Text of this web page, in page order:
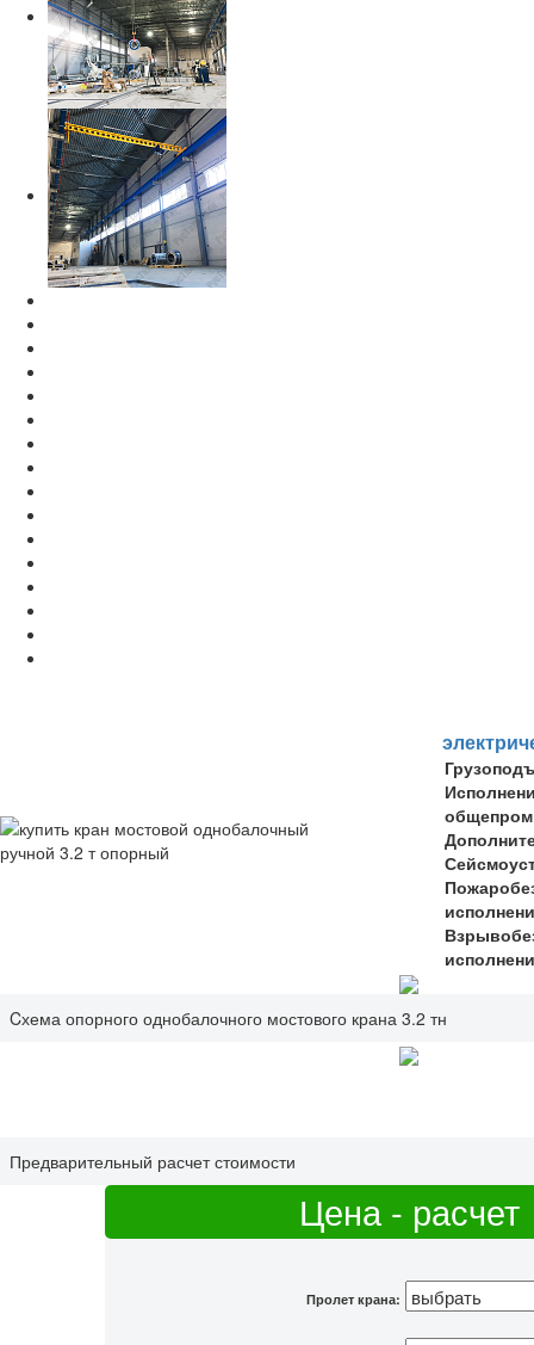
Cхема опорного однобалочного мостового крана 3.2 тн
Предварительный расчет стоимости
Цена - расчет
Пролет крана: